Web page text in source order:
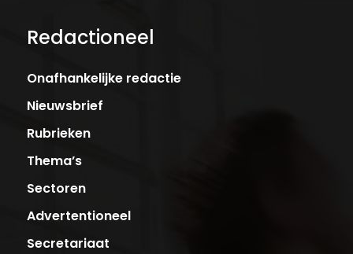
Redactioneel
Onafhankelijke redactie
Nieuwsbrief
Rubrieken
Thema’s
Sectoren
Advertentioneel
Secretariaat